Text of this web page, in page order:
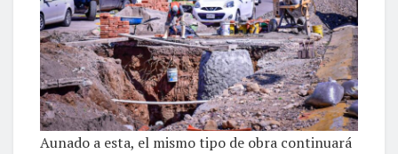
Aunado a esta, el mismo tipo de obra continuará